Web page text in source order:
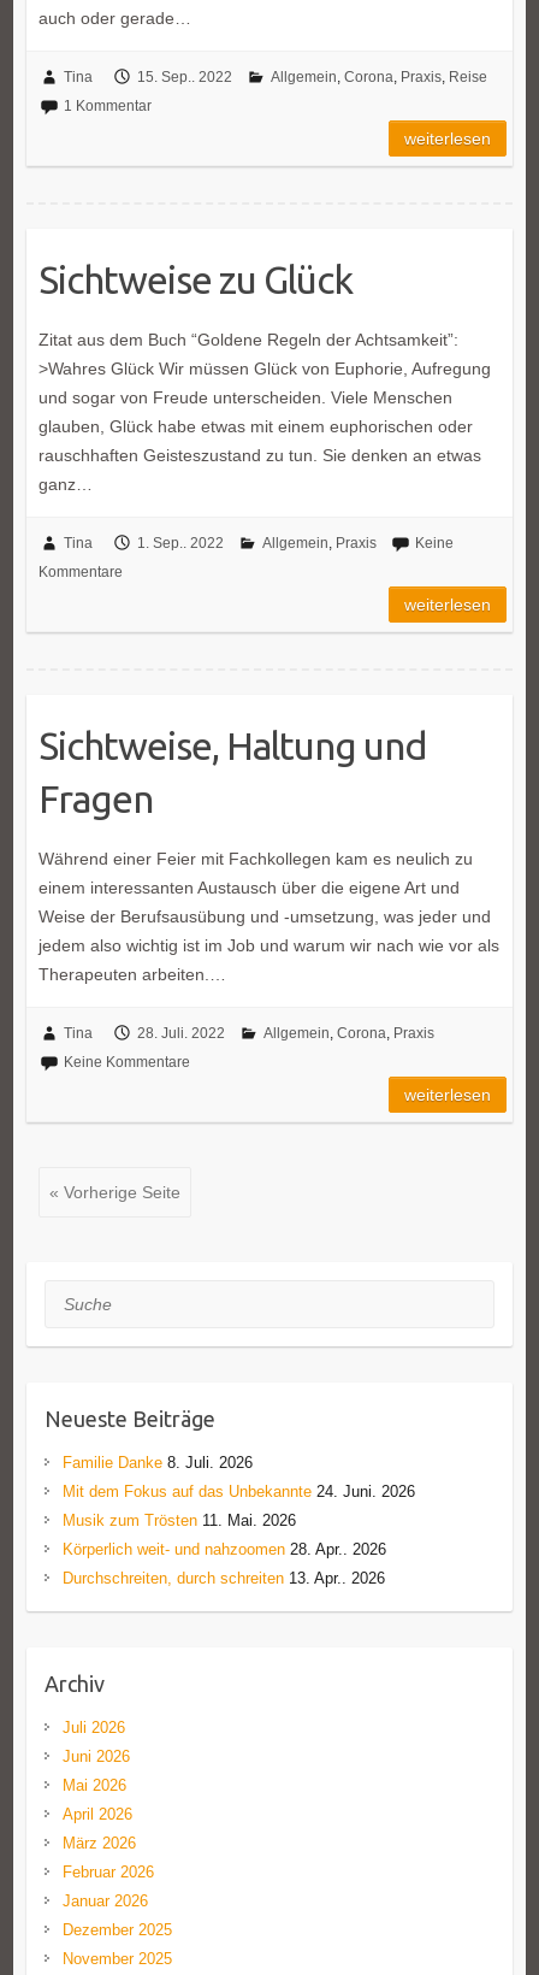
auch oder gerade…
Tina 15. Sep.. 2022 Allgemein Corona Praxis, Reise
1 Kommentar
weiterlesen
Sichtweise zu Glück
Zitat aus dem Buch “Goldene Regeln der Achtsamkeit”:
>Wahres Glück Wir müssen Glück von Euphorie, Aufregung
und sogar von Freude unterscheiden. Viele Menschen
glauben, Glück habe etwas mit einem euphorischen oder
rauschhaften Geisteszustand zu tun. Sie denken an etwas
ganz…
Tina 1. Sep.. 2022 Allgemein Praxis
Keine
Kommentare
weiterlesen
Sichtweise, Haltung und
Fragen
Während einer Feier mit Fachkollegen kam es neulich zu
einem interessanten Austausch über die eigene Art und
Weise der Berufsausübung und -umsetzung, was jeder und
jedem also wichtig ist im Job und warum wir nach wie vor als
Therapeuten arbeiten.…
Tina 28. Juli. 2022 Allgemein Corona Praxis
Keine Kommentare
weiterlesen
« Vorherige Seite
Suche
Neueste Beiträge
Familie Danke 8. Juli. 2026
Mit dem Fokus auf das Unbekannte 24. Juni. 2026
Musik zum Trösten 11. Mai. 2026
Körperlich weit- und nahzoomen 28. Apr.. 2026
Durchschreiten, durch schreiten 13. Apr.. 2026
Archiv
Juli 2026
Juni 2026
Mai 2026
April 2026
März 2026
Februar 2026
Januar 2026
Dezember 2025
November 2025